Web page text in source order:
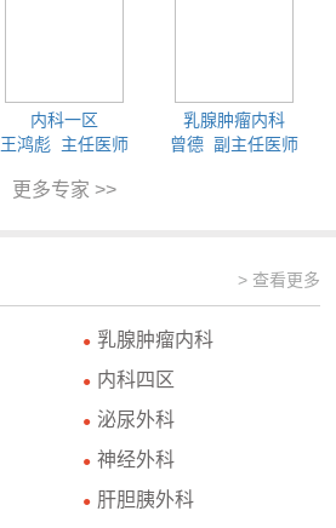
内科一区
王鸿彪 主任医师
乳腺肿瘤内科
曾德 副主任医师
更多专家 >>
> 查看更多
● 乳腺肿瘤内科
● 内科四区
● 泌尿外科
● 神经外科
● 肝胆胰外科